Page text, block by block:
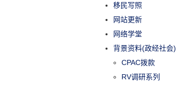
移民写照
网站更新
网络学堂
背景资料(政经社会)
CPAC拨款
RV调研系列